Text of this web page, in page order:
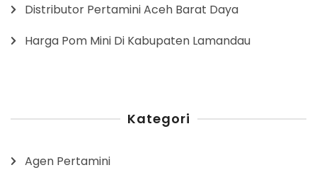
Distributor Pertamini Aceh Barat Daya
Harga Pom Mini Di Kabupaten Lamandau
Kategori
Agen Pertamini